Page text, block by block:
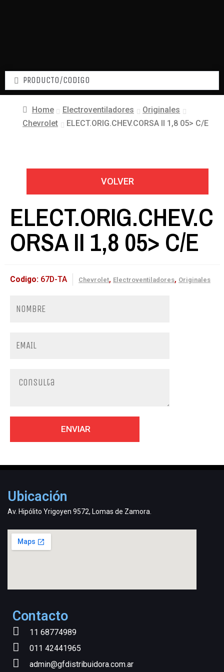
Home Electroventiladores
Originales
Chevrolet
ELECT.ORIG.CHEV.CORSA II 1,8 05> C/E
VOLVER
ELECT.ORIG.CHEV.C
ORSA II 1,8 05> C/E
Codigo: 67D-TA Chevrolet, Electroventiladores, Originales
Ubicación
Av. Hipólito Yrigoyen 9572, Lomas de Zamora.
Contacto
11 68774989
011 42441965
admin@gfdistribuidora.com.ar